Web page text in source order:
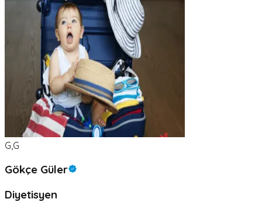
G,G
Gökçe Güler
Diyetisyen